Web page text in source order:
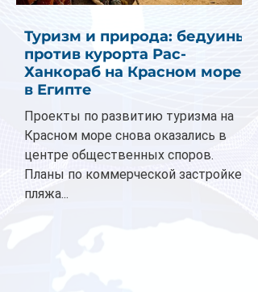
Туризм и природа: бедуины
против курорта Рас-
Ханкораб на Красном море
в Египте
Проекты по развитию туризма на
Красном море снова оказались в
центре общественных споров.
Планы по коммерческой застройке
пляжа...